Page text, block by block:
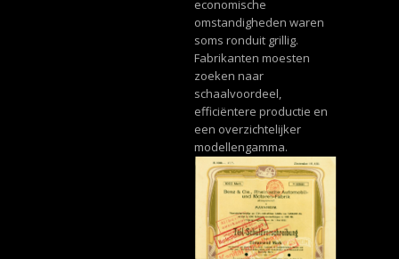
economische
omstandigheden waren
soms ronduit grillig.
Fabrikanten moesten
zoeken naar
schaalvoordeel,
efficiëntere productie en
een overzichtelijker
modellengamma.